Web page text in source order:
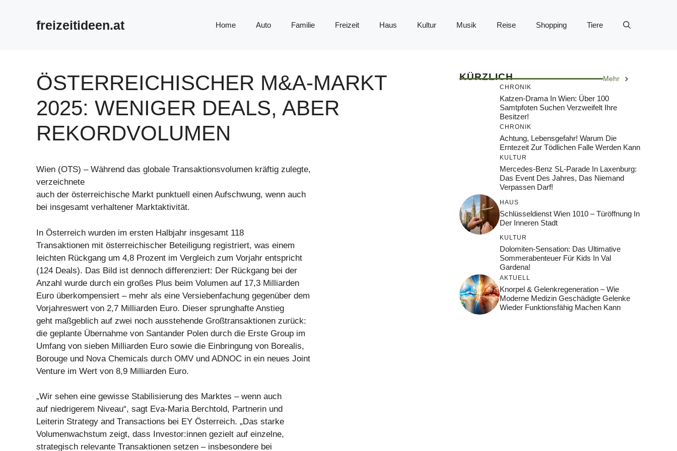
freizeitideen.at Home Auto Familie Freizeit Haus Kultur Musik Reise Shopping Tiere
ÖSTERREICHISCHER M&A-MARKT
2025: WENIGER DEALS, ABER
REKORDVOLUMEN
Wien (OTS) – Während das globale Transaktionsvolumen kräftig zulegte,
verzeichnete
auch der österreichische Markt punktuell einen Aufschwung, wenn auch
bei insgesamt verhaltener Marktaktivität.
In Österreich wurden im ersten Halbjahr insgesamt 118
Transaktionen mit österreichischer Beteiligung registriert, was einem
leichten Rückgang um 4,8 Prozent im Vergleich zum Vorjahr entspricht
(124 Deals). Das Bild ist dennoch differenziert: Der Rückgang bei der
Anzahl wurde durch ein großes Plus beim Volumen auf 17,3 Milliarden
Euro überkompensiert – mehr als eine Versiebenfachung gegenüber dem
Vorjahreswert von 2,7 Milliarden Euro. Dieser sprunghafte Anstieg
geht maßgeblich auf zwei noch ausstehende Großtransaktionen zurück:
die geplante Übernahme von Santander Polen durch die Erste Group im
Umfang von sieben Milliarden Euro sowie die Einbringung von Borealis,
Borouge und Nova Chemicals durch OMV und ADNOC in ein neues Joint
Venture im Wert von 8,9 Milliarden Euro.
„Wir sehen eine gewisse Stabilisierung des Marktes – wenn auch
auf niedrigerem Niveau“, sagt Eva-Maria Berchtold, Partnerin und
Leiterin Strategy and Transactions bei EY Österreich. „Das starke
Volumenwachstum zeigt, dass Investor:innen gezielt auf einzelne,
strategisch relevante Transaktionen setzen – insbesondere bei
KÜRZLICH Mehr
CHRONIK
Katzen-Drama In Wien: Über 100
Samtpfoten Suchen Verzweifelt Ihre
Besitzer!
CHRONIK
Achtung, Lebensgefahr! Warum Die
Erntezeit Zur Tödlichen Falle Werden Kann
KULTUR
Mercedes-Benz SL-Parade In Laxenburg:
Das Event Des Jahres, Das Niemand
Verpassen Darf!
HAUS
Schlüsseldienst Wien 1010 – Türöffnung In
Der Inneren Stadt
KULTUR
Dolomiten-Sensation: Das Ultimative
Sommerabenteuer Für Kids In Val
Gardena!
AKTUELL
Knorpel & Gelenkregeneration – Wie
Moderne Medizin Geschädigte Gelenke
Wieder Funktionsfähig Machen Kann